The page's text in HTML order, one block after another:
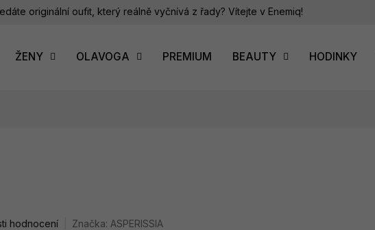
originální oufit, který reálně vyčnívá z řady? Vítejte v Enemiq!
ŽENY OLAVOGA PREMIUM BEAUTY HODINKY
hodnocení Značka: ASPERISSIA